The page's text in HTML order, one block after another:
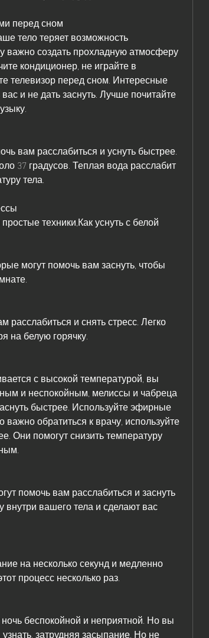
перед сном
тело теряет возможность
важно создать прохладную атмосферу
кондиционер, не играйте в
телевизор перед сном. Интересные
и не дать заснуть. Лучше почитайте
вам расслабиться и уснуть быстрее.
37 градусов. Теплая вода расслабит
тела.
техники,Как уснуть с белой
могут помочь вам заснуть, чтобы
и снять стресс. Легко
на белую горячку.
с высокой температурой, вы
и неспокойным, мелиссы и чабреца
быстрее. Используйте эфирные
обратиться к врачу, используйте
Они помогут снизить температуру
помочь вам расслабиться и заснуть
вашего тела и сделают вас
на несколько секунд и медленно
процесс несколько раз.
беспокойной и неприятной. Но вы
затрудняя засыпание. Но не